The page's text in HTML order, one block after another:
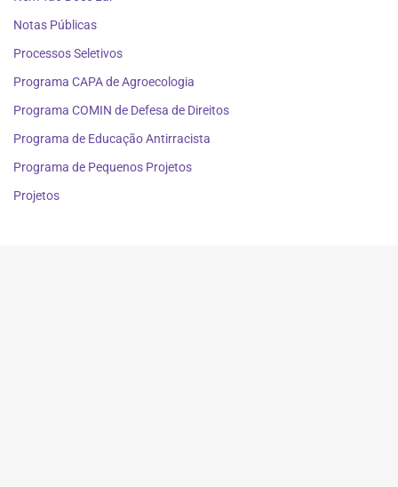
Notas Públicas
Processos Seletivos
Programa CAPA de Agroecologia
Programa COMIN de Defesa de Direitos
Programa de Educação Antirracista
Programa de Pequenos Projetos
Projetos